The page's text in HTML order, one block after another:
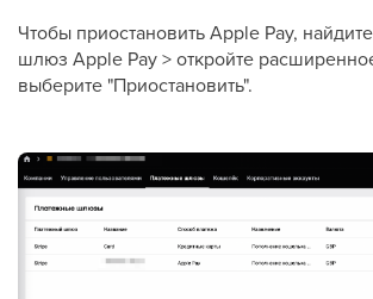
Чтобы приостановить Apple Pay,
шлюз Apple Pay > откройте
выберите "Приостановить".